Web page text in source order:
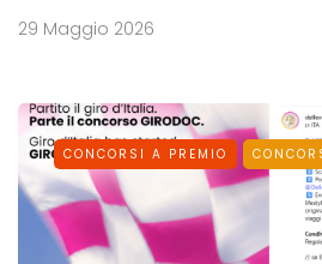
29 Maggio 2026
CONCORSI A PREMIO